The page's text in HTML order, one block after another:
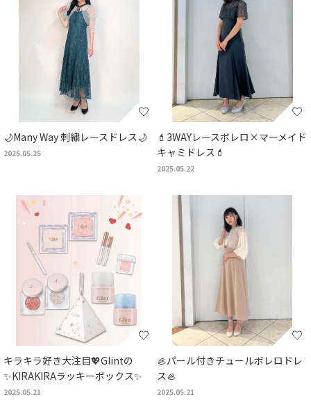
🌙Many Way 刺繍レースドレス🌙
2025.05.25
💄3WAYレースボレロ×マーメイド
キャミドレス💄
2025.05.22
キラキラ好き大注目💖Glintの
✨KIRAKIRAラッキーボックス✨
2025.05.21
🦪パール付きチュールボレロドレ
ス🦪
2025.05.21